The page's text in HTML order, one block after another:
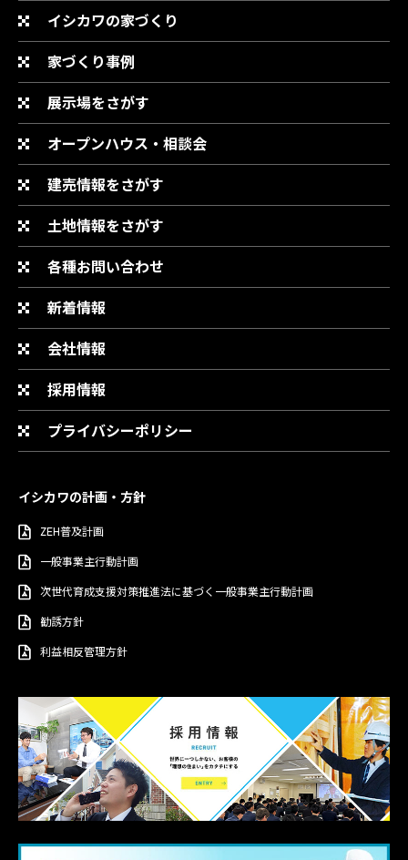
イシカワの家づくり
家づくり事例
展示場をさがす
オープンハウス・相談会
建売情報をさがす
土地情報をさがす
各種お問い合わせ
新着情報
会社情報
採用情報
プライバシーポリシー
イシカワの計画・方針
ZEH普及計画
一般事業主行動計画
次世代育成支援対策推進法に基づく一般事業主行動計画
勧誘方針
利益相反管理方針